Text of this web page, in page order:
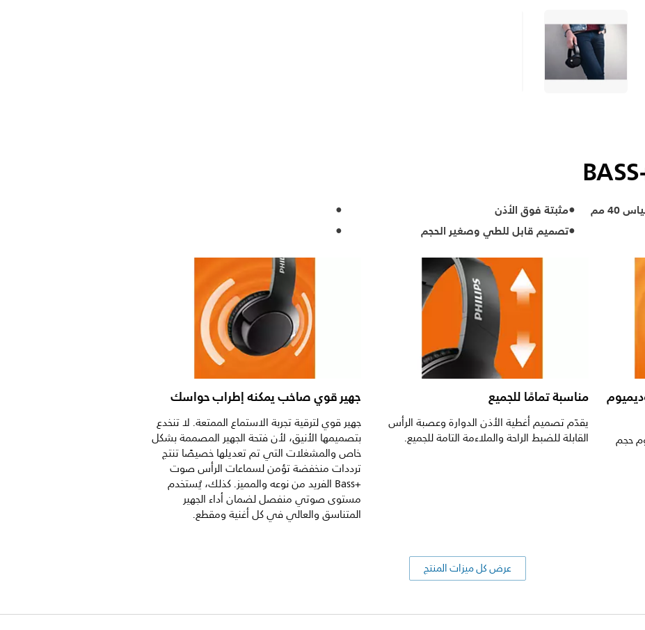
مم
مثبتة فوق الأذن
تصميم قابل للطي وصغير الحجم
حجم
مناسبة تمامًا للجميع
يقدّم تصميم أغطية الأذن الدوارة وعصبة الرأس
القابلة للضبط الراحة والملاءمة التامة للجميع.
جهير قوي صاخب يمكنه إطراب حواسك
جهير قوي لترقية تجربة الاستماع الممتعة. لا تنخدع
بتصميمها الأنيق، لأن فتحة الجهير المصممة بشكل
خاص والمشغلات التي تم تعديلها خصيصًا تنتج
ترددات منخفضة تؤمن لسماعات الرأس صوت
Bass+‎ الفريد من نوعه والمميز. كذلك، يُستخدم
مستوى صوتي منفصل لضمان أداء الجهير
المتناسق والعالي في كل أغنية ومقطع.
عرض كل ميزات المنتج